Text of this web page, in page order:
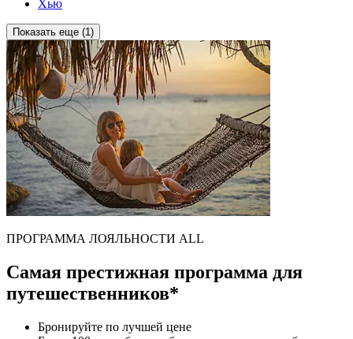
Хью
Показать еще (1)
ПРОГРАММА ЛОЯЛЬНОСТИ ALL
Самая престижная программа для
путешественников*
Бронируйте по лучшей цене